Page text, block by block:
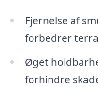
Fjernelse af
forbedrer
Øget
forhindre